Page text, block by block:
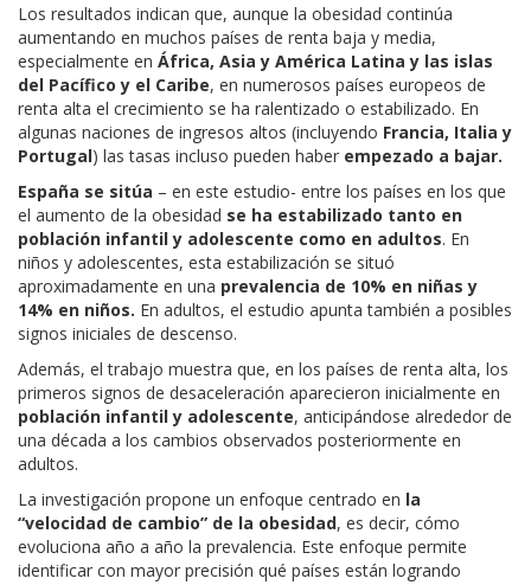
Los resultados indican que, aunque la obesidad continúa
aumentando en muchos países de renta baja y media,
especialmente en África, Asia y América Latina y las islas
del Pacífico y el Caribe, en numerosos países europeos de
renta alta el crecimiento se ha ralentizado o estabilizado. En
algunas naciones de ingresos altos (incluyendo Francia, Italia y
Portugal) las tasas incluso pueden haber empezado a bajar.
España se sitúa – en este estudio- entre los países en los que
el aumento de la obesidad se ha estabilizado tanto en
población infantil y adolescente como en adultos. En
niños y adolescentes, esta estabilización se situó
aproximadamente en una prevalencia de 10% en niñas y
14% en niños. En adultos, el estudio apunta también a posibles
signos iniciales de descenso.
Además, el trabajo muestra que, en los países de renta alta, los
primeros signos de desaceleración aparecieron inicialmente en
población infantil y adolescente, anticipándose alrededor de
una década a los cambios observados posteriormente en
adultos.
La investigación propone un enfoque centrado en la
“velocidad de cambio” de la obesidad, es decir, cómo
evoluciona año a año la prevalencia. Este enfoque permite
identificar con mayor precisión qué países están logrando